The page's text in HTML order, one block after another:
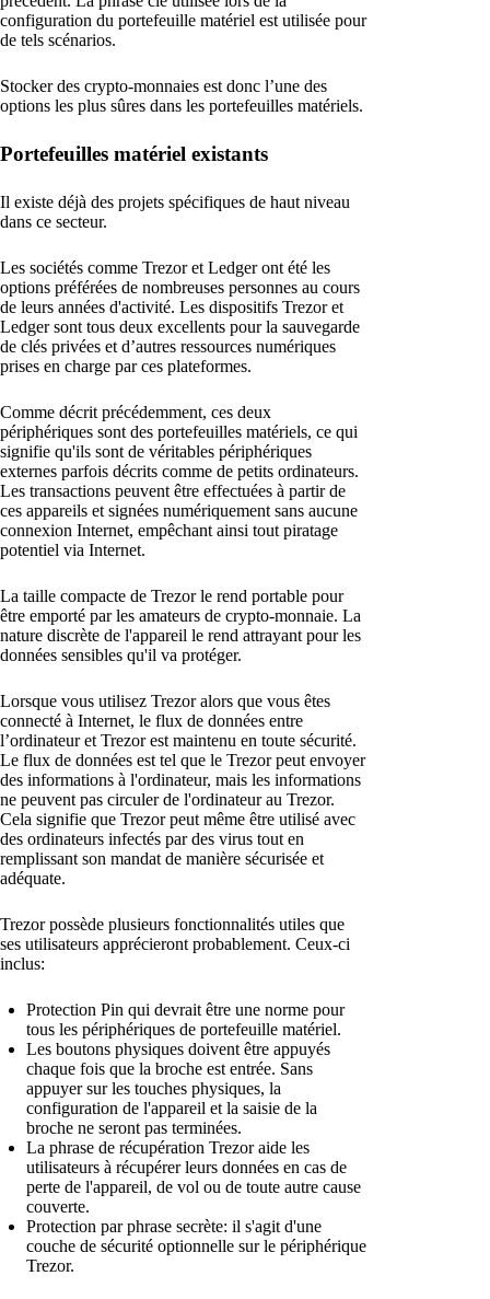
configuration du portefeuille matériel est utilisée pour
de tels scénarios.
Stocker des crypto-monnaies est donc l’une des
options les plus sûres dans les portefeuilles matériels.
Portefeuilles matériel existants
Il existe déjà des projets spécifiques de haut niveau
dans ce secteur.
Les sociétés comme Trezor et Ledger ont été les
options préférées de nombreuses personnes au cours
de leurs années d'activité. Les dispositifs Trezor et
Ledger sont tous deux excellents pour la sauvegarde
de clés privées et d’autres ressources numériques
prises en charge par ces plateformes.
Comme décrit précédemment, ces deux
périphériques sont des portefeuilles matériels, ce qui
signifie qu'ils sont de véritables périphériques
externes parfois décrits comme de petits ordinateurs.
Les transactions peuvent être effectuées à partir de
ces appareils et signées numériquement sans aucune
connexion Internet, empêchant ainsi tout piratage
potentiel via Internet.
La taille compacte de Trezor le rend portable pour
être emporté par les amateurs de crypto-monnaie. La
nature discrète de l'appareil le rend attrayant pour les
données sensibles qu'il va protéger.
Lorsque vous utilisez Trezor alors que vous êtes
connecté à Internet, le flux de données entre
l’ordinateur et Trezor est maintenu en toute sécurité.
Le flux de données est tel que le Trezor peut envoyer
des informations à l'ordinateur, mais les informations
ne peuvent pas circuler de l'ordinateur au Trezor.
Cela signifie que Trezor peut même être utilisé avec
des ordinateurs infectés par des virus tout en
remplissant son mandat de manière sécurisée et
adéquate.
Trezor possède plusieurs fonctionnalités utiles que
ses utilisateurs apprécieront probablement. Ceux-ci
inclus:
Protection Pin qui devrait être une norme pour
tous les périphériques de portefeuille matériel.
Les boutons physiques doivent être appuyés
chaque fois que la broche est entrée. Sans
appuyer sur les touches physiques, la
configuration de l'appareil et la saisie de la
broche ne seront pas terminées.
La phrase de récupération Trezor aide les
utilisateurs à récupérer leurs données en cas de
perte de l'appareil, de vol ou de toute autre cause
couverte.
Protection par phrase secrète: il s'agit d'une
couche de sécurité optionnelle sur le périphérique
Trezor.